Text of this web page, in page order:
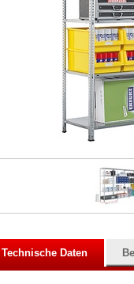
Technische Daten